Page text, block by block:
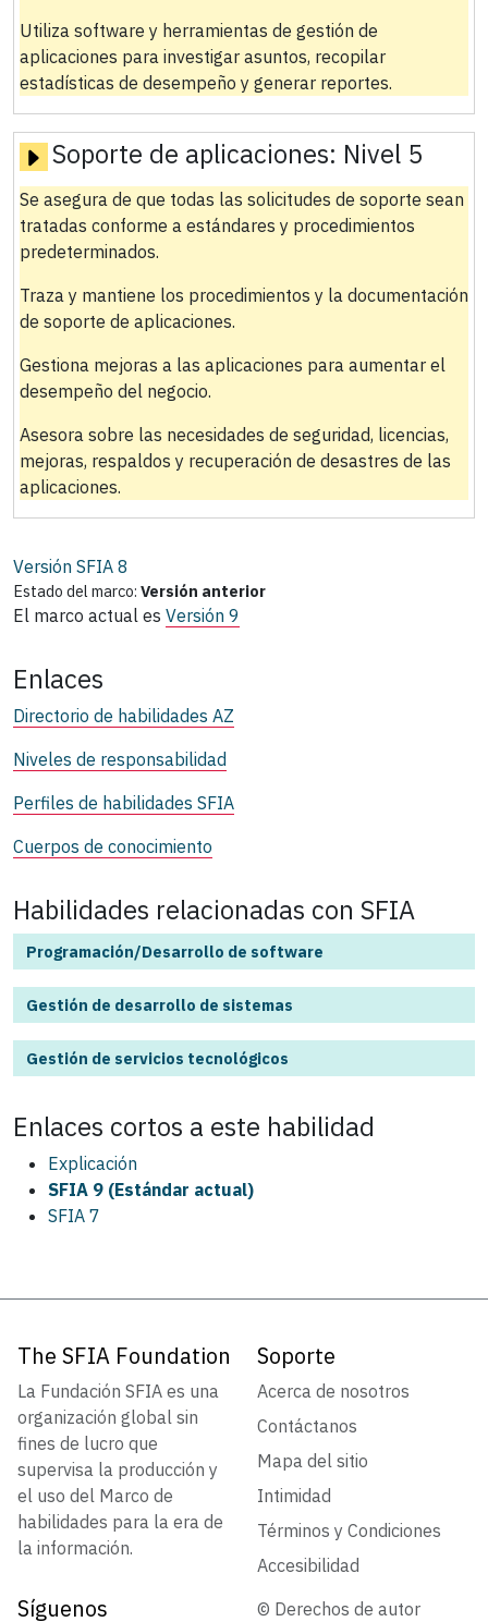
Utiliza software y herramientas de gestión de
aplicaciones para investigar asuntos, recopilar
estadísticas de desempeño y generar reportes.
Soporte de aplicaciones: Nivel 5
Se asegura de que todas las solicitudes de soporte sean
tratadas conforme a estándares y procedimientos
predeterminados.
Traza y mantiene los procedimientos y la documentación
de soporte de aplicaciones.
Gestiona mejoras a las aplicaciones para aumentar el
desempeño del negocio.
Asesora sobre las necesidades de seguridad, licencias,
mejoras, respaldos y recuperación de desastres de las
aplicaciones.
Versión SFIA 8
Estado del marco: Versión anterior
El marco actual es Versión 9
Enlaces
Directorio de habilidades AZ
Niveles de responsabilidad
Perfiles de habilidades SFIA
Cuerpos de conocimiento
Habilidades relacionadas con SFIA
Programación/Desarrollo de software
Gestión de desarrollo de sistemas
Gestión de servicios tecnológicos
Enlaces cortos a este habilidad
Explicación
SFIA 9 (Estándar actual)
SFIA 7
The SFIA Foundation
La Fundación SFIA es una
organización global sin
fines de lucro que
supervisa la producción y
el uso del Marco de
habilidades para la era de
la información.
Soporte
Acerca de nosotros
Contáctanos
Mapa del sitio
Intimidad
Términos y Condiciones
Accesibilidad
Síguenos © Derechos de autor